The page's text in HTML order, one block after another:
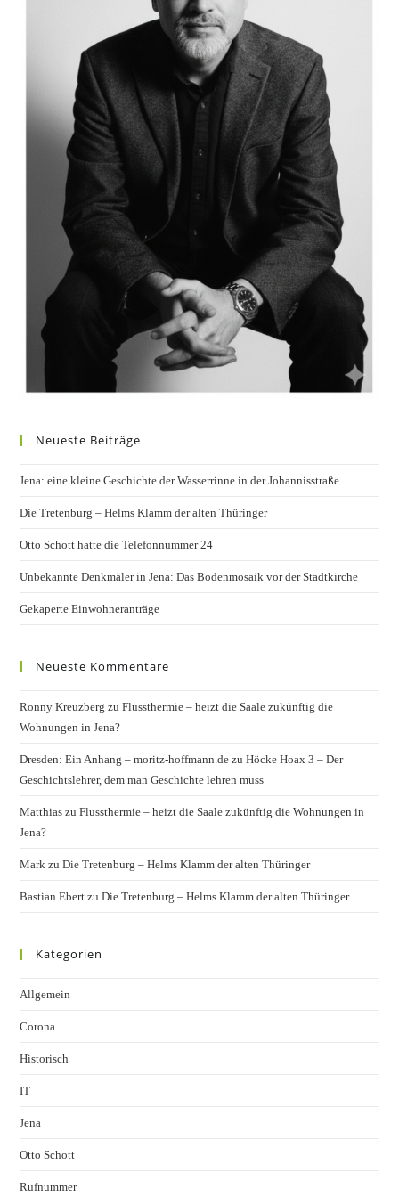
Neueste Beiträge
Jena: eine kleine Geschichte der Wasserrinne in der Johannisstraße
Die Tretenburg – Helms Klamm der alten Thüringer
Otto Schott hatte die Telefonnummer 24
Unbekannte Denkmäler in Jena: Das Bodenmosaik vor der Stadtkirche
Gekaperte Einwohneranträge
Neueste Kommentare
Ronny Kreuzberg zuFlussthermie – heizt die Saale zukünftig die
Wohnungen in Jena?
Dresden: Ein Anhang – moritz-hoffmann.de zuHöcke Hoax 3 – Der
Geschichtslehrer, dem man Geschichte lehren muss
Matthias zuFlussthermie – heizt die Saale zukünftig die Wohnungen in
Jena?
Mark zuDie Tretenburg – Helms Klamm der alten Thüringer
Bastian Ebert zuDie Tretenburg – Helms Klamm der alten Thüringer
Kategorien
Allgemein
Corona
Historisch
IT
Jena
Otto Schott
Rufnummer